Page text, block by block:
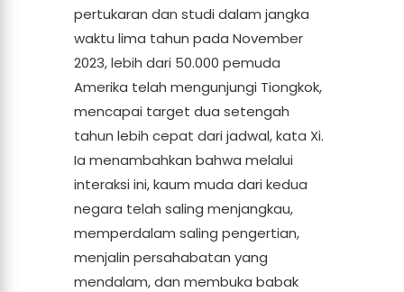
pertukaran dan studi dalam jangka
waktu lima tahun pada November
2023, lebih dari 50.000 pemuda
Amerika telah mengunjungi Tiongkok,
mencapai target dua setengah
tahun lebih cepat dari jadwal, kata Xi.
Ia menambahkan bahwa melalui
interaksi ini, kaum muda dari kedua
negara telah saling menjangkau,
memperdalam saling pengertian,
menjalin persahabatan yang
mendalam, dan membuka babak